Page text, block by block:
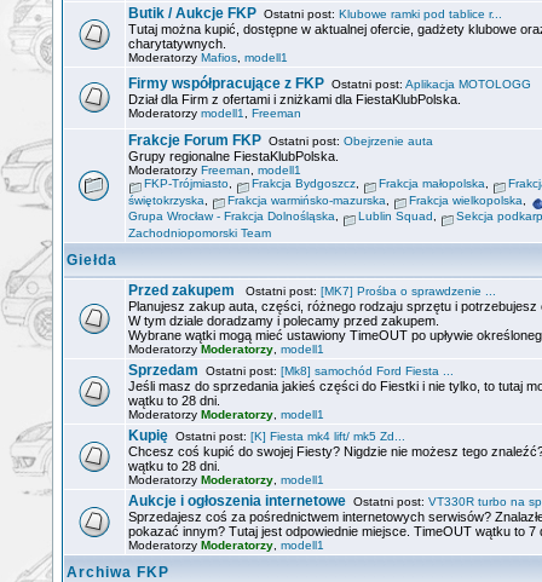
Butik / Aukcje FKP Ostatni post: Klubowe ramki pod tablice r...
Tutaj można kupić, dostępne w aktualnej ofercie, gadżety klubowe
charytatywnych.
Moderatorzy Mafios modell1
Firmy współpracujące z FKP Ostatni post: Aplikacja MOTOLOGG
Dział dla Firm z ofertami i zniżkami dla FiestaKlubPolska.
Moderatorzy modell1 Freeman
Frakcje Forum FKP Ostatni post: Obejrzenie auta
Grupy regionalne FiestaKlubPolska.
Moderatorzy Freeman
modell1
FKP-Trójmiasto
Frakcja Bydgoszcz Frakcja małopolska
świętokrzyska
Frakcja warmińsko-mazurska Frakcja wielkopolska
Grupa Wrocław - Frakcja Dolnośląska
Lublin Squad
Sekcja
Zachodniopomorski Team
Giełda
Przed zakupem
Ostatni post: [MK7] Prośba o sprawdzenie ...
Planujesz zakup auta, części, różnego rodzaju sprzętu i potrzebujesz
W tym dziale doradzamy i polecamy przed zakupem.
Wybrane wątki mogą mieć ustawiony TimeOUT po upływie
Moderatorzy Moderatorzy modell1
Sprzedam Ostatni post: [Mk8] samochód Ford Fiesta ...
Jeśli masz do sprzedania jakieś części do Fiestki i nie tylko, to tutaj
wątku to 28 dni.
Moderatorzy Moderatorzy modell1
Kupię Ostatni post: [K] Fiesta mk4 lift/ mk5 Zd...
Chcesz coś kupić do swojej Fiesty? Nigdzie nie możesz tego
wątku to 28 dni.
Moderatorzy Moderatorzy modell1
Aukcje i ogłoszenia internetowe Ostatni post: VT330R turbo na
Sprzedajesz coś za pośrednictwem internetowych serwisów?
pokazać innym? Tutaj jest odpowiednie miejsce. TimeOUT wątku to 7
Moderatorzy Moderatorzy modell1
Archiwa FKP